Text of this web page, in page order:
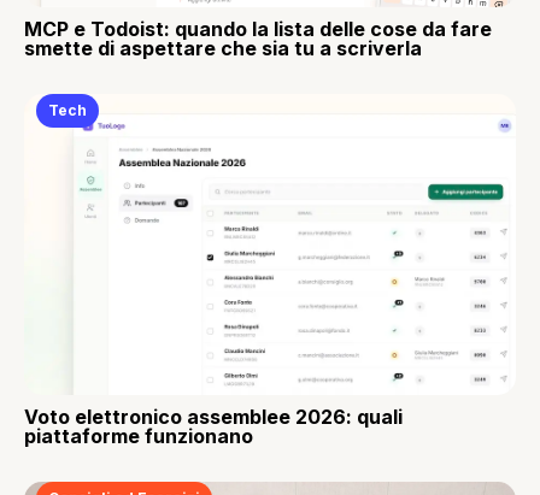
MCP e Todoist: quando la lista delle cose da fare
smette di aspettare che sia tu a scriverla
Tech
Voto elettronico assemblee 2026: quali
piattaforme funzionano